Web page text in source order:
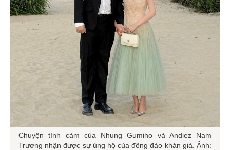
Chuyện tình cảm của Nhung Gumiho và Andiez Nam
Trương nhận được sự ủng hộ của đông đảo khán giả. Ảnh: